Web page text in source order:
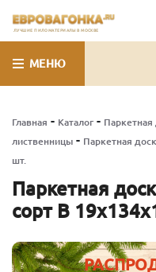
ЛУЧШИЕ ПИЛОМАТЕРИАЛЫ В МОСКВЕ
МЕНЮ
Главная - Каталог - Паркетная
лиственницы - Паркетная
шт.
Паркетная
сорт В